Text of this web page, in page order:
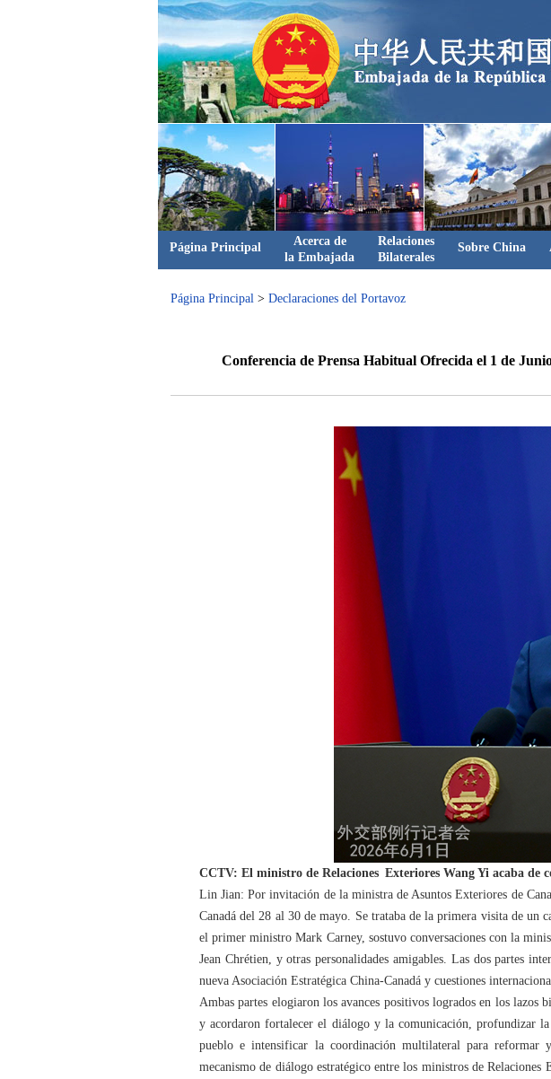
Página Principal
Acerca de
la Embajada
Relaciones
Bilaterales
Sobre China
Página Principal > Declaraciones del Portavoz
Conferencia de Prensa Habitual Ofrecida el 1 de
CCTV: El ministro de Relaciones Exteriores Wang Yi acaba de
Lin Jian: Por invitación de la ministra de Asuntos Exteriores de
Canadá del 28 al 30 de mayo. Se trataba de la primera visita de
el primer ministro Mark Carney, sostuvo conversaciones con la
Jean Chrétien, y otras personalidades amigables. Las dos partes
nueva Asociación Estratégica China-Canadá y cuestiones
Ambas partes elogiaron los avances positivos logrados en los
y acordaron fortalecer el diálogo y la comunicación, profundizar
pueblo e intensificar la coordinación multilateral para reformar
mecanismo de diálogo estratégico entre los ministros de